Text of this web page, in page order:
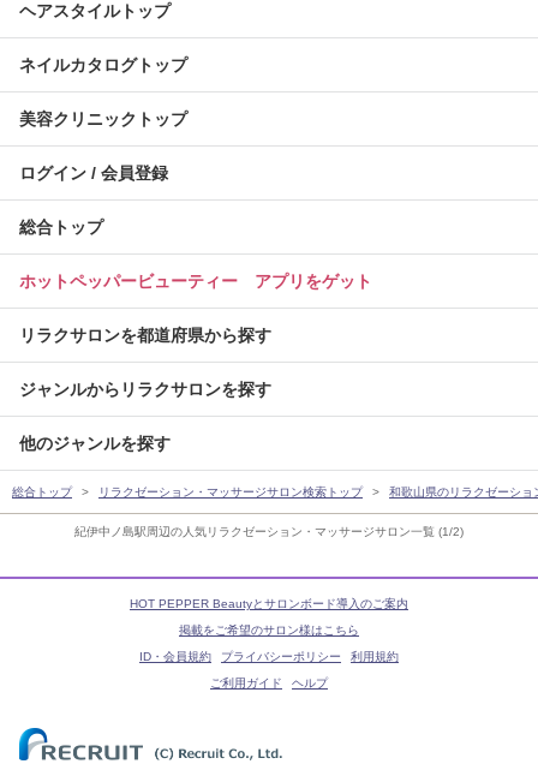
紀伊中ノ島駅周辺の人気リラクゼーション・マッサージサロン一覧 (1/2)
ヘアスタイルトップ
ネイルカタログトップ
美容クリニックトップ
ログイン / 会員登録
総合トップ
ホットペッパービューティー アプリをゲット
リラクサロンを都道府県から探す
ジャンルからリラクサロンを探す
他のジャンルを探す
総合トップ リラクゼーション・マッサージサロン検索トップ 和歌山県のリラクゼーショ
HOT PEPPER Beautyとサロンボード導入のご案内
掲載をご希望のサロン様はこちら
ID・会員規約
プライバシーポリシー
利用規約
ご利用ガイド
ヘルプ